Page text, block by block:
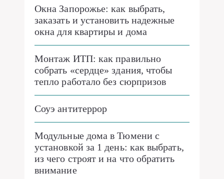
Окна Запорожье: как выбрать,
заказать и установить надежные
окна для квартиры и дома
Монтаж ИТП: как правильно
собрать «сердце» здания, чтобы
тепло работало без сюрпризов
Соуэ антитеррор
Модульные дома в Тюмени с
установкой за 1 день: как выбрать,
из чего строят и на что обратить
внимание